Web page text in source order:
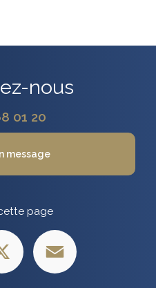
nous
01 20
message
page